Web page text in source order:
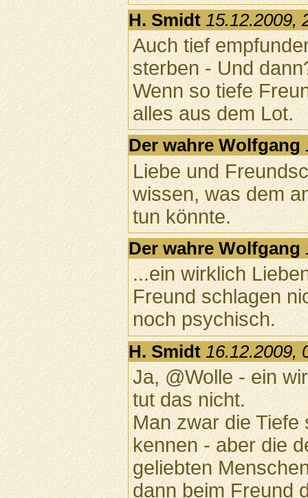
H. Smidt 15.12.2009,
Auch tief
sterben - Und
Wenn so tiefe
alles aus dem Lot.
Der wahre Wolfgang
Liebe und
wissen, was dem
tun könnte.
Der wahre Wolfgang
...ein wirklich
Freund schlagen
noch psychisch.
H. Smidt 16.12.2009,
Ja, @Wolle - ein
tut das nicht.
Man zwar die Tiefe
kennen - aber die
geliebten
dann beim Freund